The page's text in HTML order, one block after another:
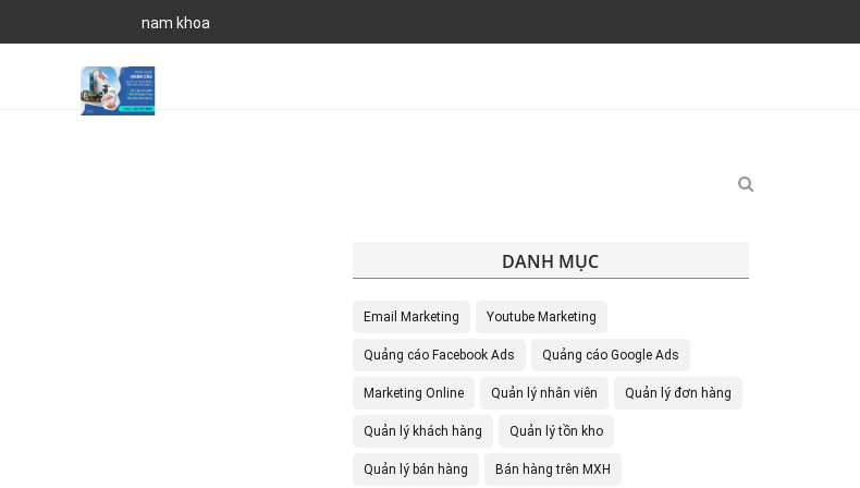
nam khoa
DANH MỤC
Email Marketing Youtube Marketing
Quảng cáo Facebook Ads Quảng cáo Google Ads
Marketing Online Quản lý nhân viên Quản lý đơn hàng
Quản lý khách hàng Quản lý tồn kho
Quản lý bán hàng Bán hàng trên MXH